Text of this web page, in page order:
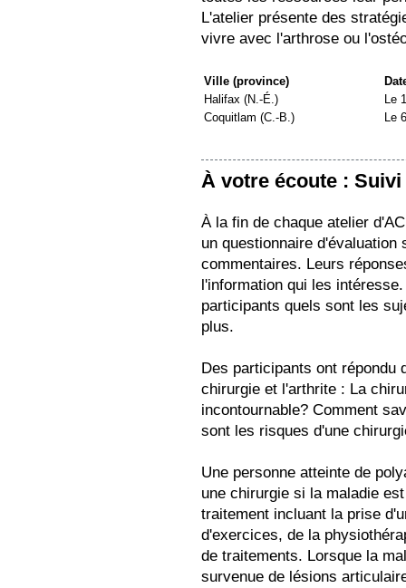
L'atelier présente des
vivre avec l'arthrose ou
Ville (province)
Halifax (N.-É.)
Coquitlam (C.-B.)
Le
Le
À votre écoute :
À la fin de chaque atelier
un questionnaire
commentaires. Leurs
l'information qui les
participants quels sont les
plus.
Des participants ont répondu
chirurgie et l'arthrite : La
incontournable? Comment
sont les risques d'une
Une personne atteinte de
une chirurgie si la maladie
traitement incluant la prise
d'exercices, de la
de traitements. Lorsque la
survenue de lésions